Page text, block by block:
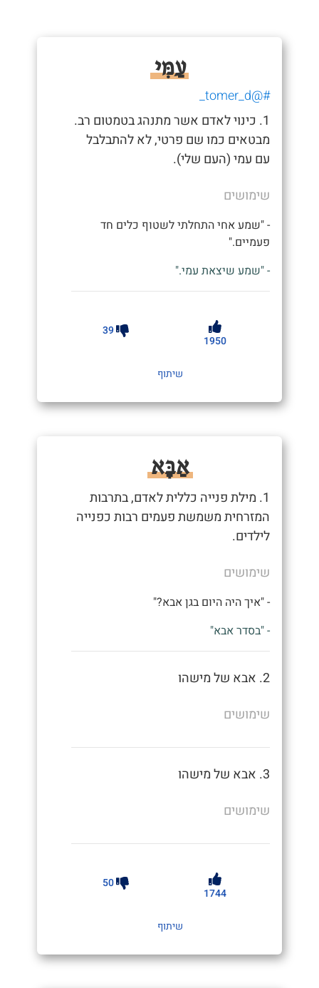
עַמִּי
#@tomer_d_
1. כינוי לאדם אשר מתנהג בטמטום רב.
מבטאים כמו שם פרטי, לא להתבלבל
עם עמי (העם שלי).
שימושים
- "שמע אחי התחלתי לשטוף כלים חד
פעמיים."
- "שמע שיצאת עמי."
1950
39
שיתוף
אַבָּא
1. מילת פנייה כללית לאדם, בתרבות
המזרחית משמשת פעמים רבות כפנייה
לילדים.
שימושים
- "איך היה היום בגן אבא?"
- "בסדר אבא"
2. אבא של מישהו
שימושים
3. אבא של מישהו
שימושים
1744
50
שיתוף